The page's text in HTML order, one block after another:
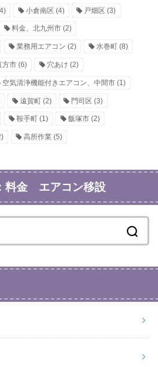
小倉南区 (4) 戸畑区 (3)
料金、北九州市(2)
業務用エアコン (2) 水巻町(8)
方市(6) 穴あけ (2)
空気清浄機能付きエアコン、中間市(1)
遠賀町(2) 門司区 (3)
鞍手町(1) 飯塚市(2)
高所作業(5)
料金 エアコン移設